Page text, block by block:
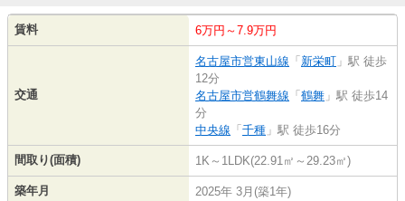
賃料 6万円～7.9万円
交通
名古屋市営東山線 「 新栄町 」駅 徒歩
12分
名古屋市営鶴舞線 「 鶴舞 」駅 徒歩14
分
中央線 「 千種 」駅 徒歩16分
間取り(面積) 1K～1LDK(22.91㎡～29.23㎡)
築年月 2025年 3月(築1年)